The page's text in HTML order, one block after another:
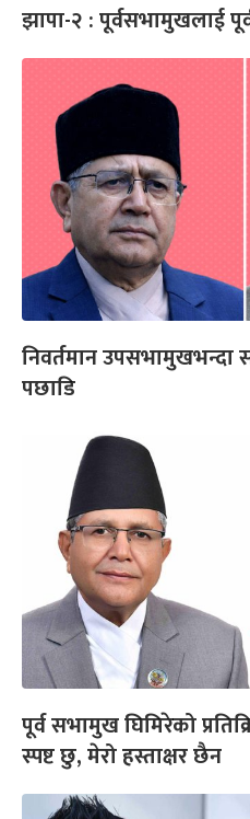
झापा-२ : पूर्वसभामुखलाई
निवर्तमान
पछाडि
पूर्व सभामुख घिमिरेको
स्पष्ट छु, मेरो हस्ताक्षर छैन